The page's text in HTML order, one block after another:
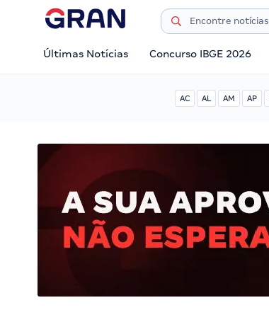
Últimas Notícias Concurso IBGE 2026
AC AL AM AP